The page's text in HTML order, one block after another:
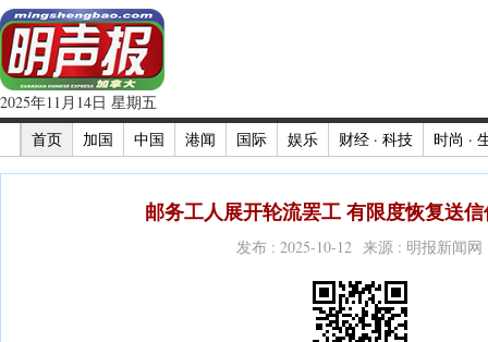
2025年11月14日 星期五
首页
加国 中国 港闻 国际 娱乐 财经 · 科技 时尚 ·
邮务工人展开轮流罢工 有限度恢复送
发布 : 2025-10-12 来源 : 明报新闻网